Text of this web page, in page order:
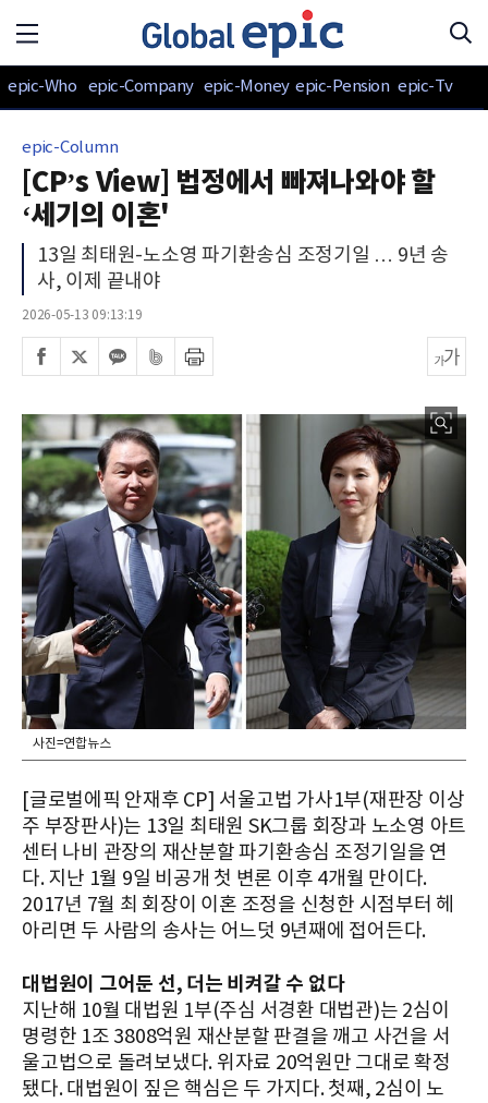
epic-Who epic-Company epic-Money epic-Pension epic-Tv
epic-Column
[CP’s View] 법정에서 빠져나와야 할
‘세기의 이혼'
13일 최태원-노소영 파기환송심 조정기일 … 9년 송
사, 이제 끝내야
2026-05-13 09:13:19
사진=연합뉴스
[글로벌에픽 안재후 CP] 서울고법 가사1부(재판장 이상
주 부장판사)는 13일 최태원 SK그룹 회장과 노소영 아트
센터 나비 관장의 재산분할 파기환송심 조정기일을 연
다. 지난 1월 9일 비공개 첫 변론 이후 4개월 만이다.
2017년 7월 최 회장이 이혼 조정을 신청한 시점부터 헤
아리면 두 사람의 송사는 어느덧 9년째에 접어든다.
대법원이 그어둔 선, 더는 비켜갈 수 없다
지난해 10월 대법원 1부(주심 서경환 대법관)는 2심이
명령한 1조 3808억원 재산분할 판결을 깨고 사건을 서
울고법으로 돌려보냈다. 위자료 20억원만 그대로 확정
됐다. 대법원이 짚은 핵심은 두 가지다. 첫째, 2심이 노